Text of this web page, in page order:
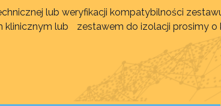
lub weryfikacji kompatybilności
klinicznym lub zestawem do izolacji prosimy o